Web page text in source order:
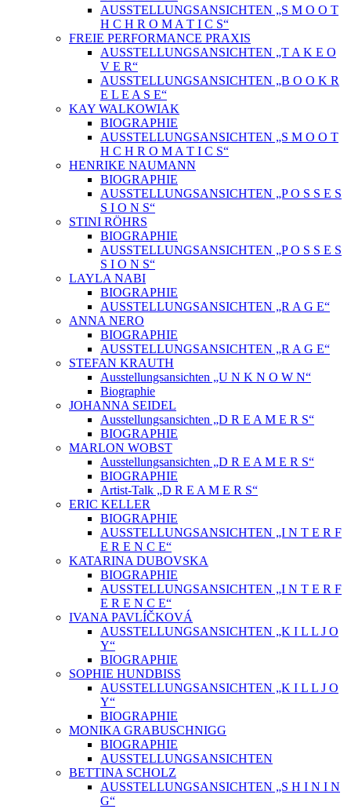
AUSSTELLUNGSANSICHTEN „S M O O T
H C H R O M A T I C S“
FREIE PERFORMANCE PRAXIS
AUSSTELLUNGSANSICHTEN „T A K E O
V E R“
AUSSTELLUNGSANSICHTEN „B O O K R
E L E A S E“
KAY WALKOWIAK
BIOGRAPHIE
AUSSTELLUNGSANSICHTEN „S M O O T
H C H R O M A T I C S“
HENRIKE NAUMANN
BIOGRAPHIE
AUSSTELLUNGSANSICHTEN „P O S S E S
S I O N S“
STINI RÖHRS
BIOGRAPHIE
AUSSTELLUNGSANSICHTEN „P O S S E S
S I O N S“
LAYLA NABI
BIOGRAPHIE
AUSSTELLUNGSANSICHTEN „R A G E“
ANNA NERO
BIOGRAPHIE
AUSSTELLUNGSANSICHTEN „R A G E“
STEFAN KRAUTH
Ausstellungsansichten „U N K N O W N“
Biographie
JOHANNA SEIDEL
Ausstellungsansichten „D R E A M E R S“
BIOGRAPHIE
MARLON WOBST
Ausstellungsansichten „D R E A M E R S“
BIOGRAPHIE
Artist-Talk „D R E A M E R S“
ERIC KELLER
BIOGRAPHIE
AUSSTELLUNGSANSICHTEN „I N T E R F
E R E N C E“
KATARINA DUBOVSKA
BIOGRAPHIE
AUSSTELLUNGSANSICHTEN „I N T E R F
E R E N C E“
IVANA PAVLÍČKOVÁ
AUSSTELLUNGSANSICHTEN „K I L L J O
Y“
BIOGRAPHIE
SOPHIE HUNDBISS
AUSSTELLUNGSANSICHTEN „K I L L J O
Y“
BIOGRAPHIE
MONIKA GRABUSCHNIGG
BIOGRAPHIE
AUSSTELLUNGSANSICHTEN
BETTINA SCHOLZ
AUSSTELLUNGSANSICHTEN „S H I N I N
G“